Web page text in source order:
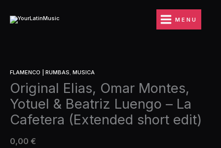
contenido
MENU
FLAMENCO | RUMBAS, MUSICA
Original Elias, Omar Montes,
Yotuel & Beatriz Luengo – La
Cafetera (Extended short edit)
0,00 €
Elias,
Omar
Montes,
Yotuel
Beatriz
-
Yotuel
&
Cafetera
(Extended
short
edit)
quantity